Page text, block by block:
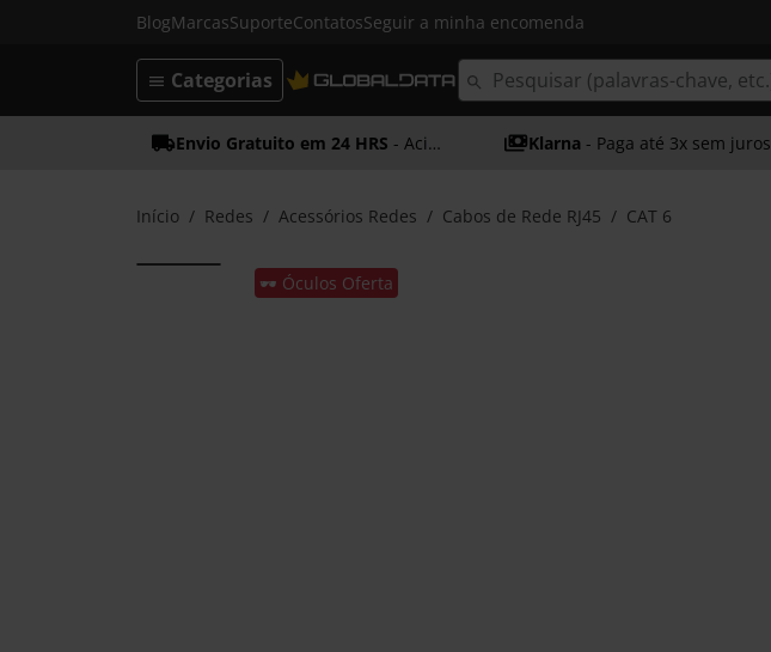
BlogMarcasSuporteContatosSeguir a minha encomenda
Categorias
Envio Gratuito em 24 HRS - Acima dos 50€ Klarna - Paga até 3x sem juros
Início Redes Acessórios Redes Cabos de Rede RJ45 CAT 6
🕶️ Óculos Oferta